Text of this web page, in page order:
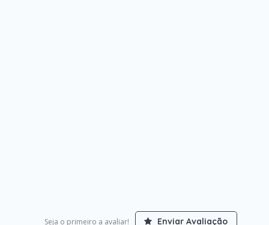
Seja o primeiro a avaliar! Enviar Avaliação